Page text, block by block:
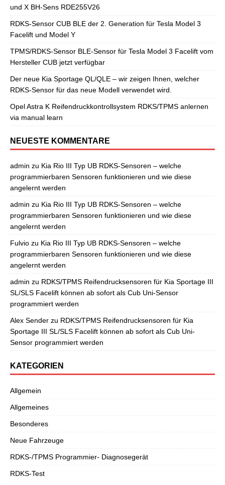
und X BH-Sens RDE255V26
RDKS-Sensor CUB BLE der 2. Generation für Tesla Model 3
Facelift und Model Y
TPMS/RDKS-Sensor BLE-Sensor für Tesla Model 3 Facelift vom
Hersteller CUB jetzt verfügbar
Der neue Kia Sportage QL/QLE – wir zeigen Ihnen, welcher
RDKS-Sensor für das neue Modell verwendet wird.
Opel Astra K Reifendruckkontrollsystem RDKS/TPMS anlernen
via manual learn
NEUESTE KOMMENTARE
admin zu Kia Rio III Typ UB RDKS-Sensoren – welche
programmierbaren Sensoren funktionieren und wie diese
angelernt werden
admin zu Kia Rio III Typ UB RDKS-Sensoren – welche
programmierbaren Sensoren funktionieren und wie diese
angelernt werden
Fulvio zu Kia Rio III Typ UB RDKS-Sensoren – welche
programmierbaren Sensoren funktionieren und wie diese
angelernt werden
admin zu RDKS/TPMS Reifendrucksensoren für Kia Sportage III
SL/SLS Facelift können ab sofort als Cub Uni-Sensor
programmiert werden
Alex Sender zu RDKS/TPMS Reifendrucksensoren für Kia
Sportage III SL/SLS Facelift können ab sofort als Cub Uni-
Sensor programmiert werden
KATEGORIEN
Allgemein
Allgemeines
Besonderes
Neue Fahrzeuge
RDKS-/TPMS Programmier- Diagnosegerät
RDKS-Test